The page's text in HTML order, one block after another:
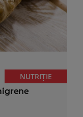
NUTRIȚIE